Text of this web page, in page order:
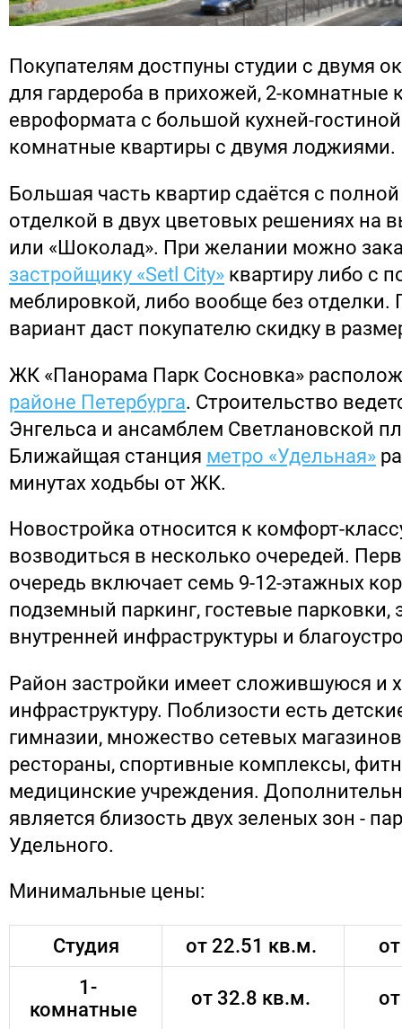
Покупателям достпуны студии с двумя
для гардероба в прихожей, 2-комнатные
евроформата с большой кухней-
комнатные квартиры с двумя лоджиями.
Большая часть квартир сдаётся с
отделкой в двух цветовых решениях на
или «Шоколад». При желании можно
застройщику «Setl City» квартиру либо с
меблировкой, либо вообще без отделки.
вариант даст покупателю скидку в
ЖК «Панорама Парк Сосновка»
районе Петербурга. Строительство
Энгельса и ансамблем Светлановской
Ближайщая станция метро «Удельная»
минутах ходьбы от ЖК.
Новостройка относится к комфорт-
возводиться в несколько очередей.
очередь включает семь 9-12-этажных
подземный паркинг, гостевые парковки,
внутренней инфраструктуры и
Район застройки имеет сложившуюся и
инфраструктуру. Поблизости есть
гимназии, множество сетевых
рестораны, спортивные комплексы,
медицинские учреждения.
является близость двух зеленых зон -
Удельного.
Минимальные цены:
Студия от 22.51 кв.м.
1-
комнатные
от 32.8 кв.м.